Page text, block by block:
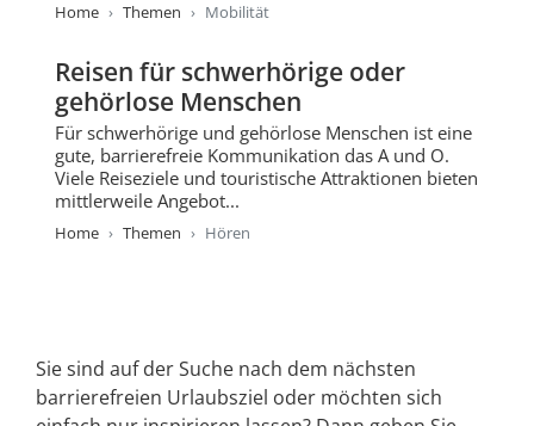
Home Themen Mobilität
Reisen für schwerhörige oder
gehörlose Menschen
Für schwerhörige und gehörlose Menschen ist eine
gute, barrierefreie Kommunikation das A und O.
Viele Reiseziele und touristische Attraktionen bieten
mittlerweile Angebot...
Home Themen Hören
Sie sind auf der Suche nach dem nächsten
barrierefreien Urlaubsziel oder möchten sich